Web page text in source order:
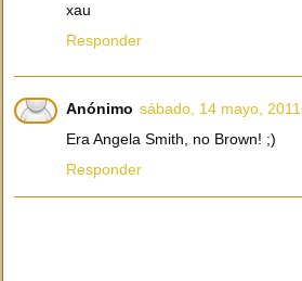
xau
Responder
Anónimo sábado, 14 mayo, 2011
Era Angela Smith, no Brown! ;)
Responder